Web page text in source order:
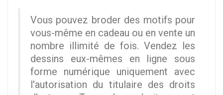
Vous pouvez broder des motifs pour
vous-même en cadeau ou en vente un
nombre illimité de fois. Vendez les
dessins eux-mêmes en ligne sous
forme numérique uniquement avec
l'autorisation du titulaire des droits